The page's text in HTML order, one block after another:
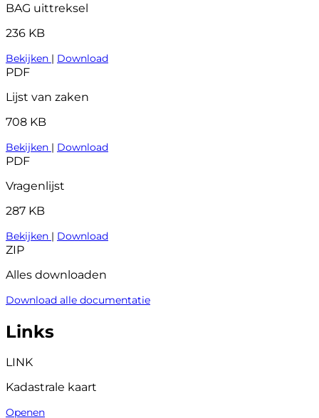
BAG uittreksel
236 KB
Bekijken | Download
PDF
Lijst van zaken
708 KB
Bekijken | Download
PDF
Vragenlijst
287 KB
Bekijken | Download
ZIP
Alles downloaden
Download alle documentatie
Links
LINK
Kadastrale kaart
Openen